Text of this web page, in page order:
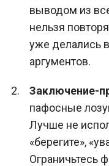
выводом из
нельзя
уже делались
аргументов.
Заключение-
пафосные
Лучше не
«берегите»,
Ограничьтесь